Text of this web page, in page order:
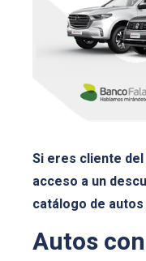
Si eres cliente
acceso a un
catálogo de
Autos